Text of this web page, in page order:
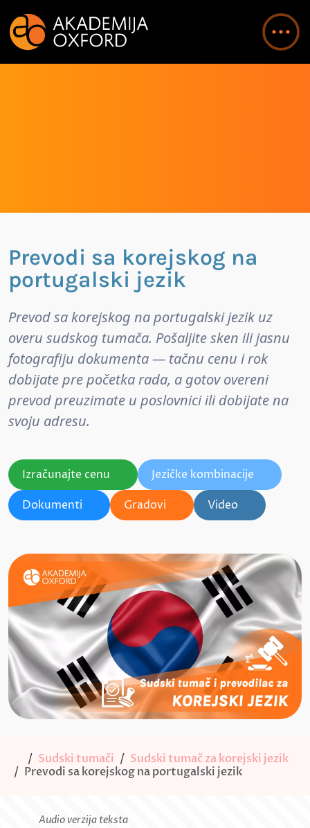
Prevodi sa korejskog na
portugalski jezik
Prevod sa korejskog na portugalski jezik uz
overu sudskog tumača. Pošaljite sken ili jasnu
fotografiju dokumenta — tačnu cenu i rok
dobijate pre početka rada, a gotov overeni
prevod preuzimate u poslovnici ili dobijate na
svoju adresu.
Izračunajte cenu
Jezičke kombinacije
Dokumenti
Gradovi Video
Sudski tumači
Sudski tumač za korejski jezik
Prevodi sa korejskog na portugalski jezik
Audio verzija teksta